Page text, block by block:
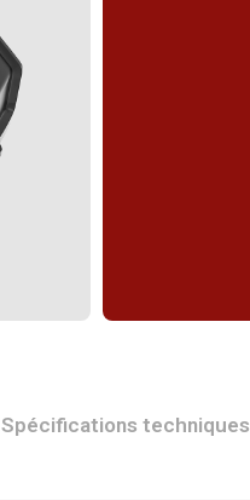
Spécifications techniques